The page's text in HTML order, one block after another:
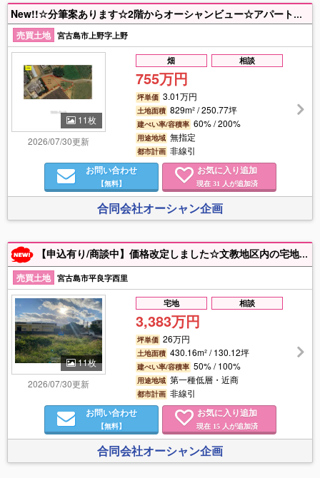
New!!☆分筆案あります☆2階からオーシャンビュー☆アパート、マンション、社員寮などの共同住宅にオススメです☆注目の上野エリア☆南の島でスローライフ♩シギラビーチまで車で10分、シギラベイカントリークラブ、エメラルドコーストゴルフリンクスまで車で10分圏内です♩
売買土地 宮古島市上野字上野
11枚
2026/07/30更新
畑 相談
755万円
坪単価 3.01万円
土地面積 829m² / 250.77坪
建ぺい率/容積率 60% / 200%
用途地域 無指定
都市計画 非線引
お問い合わせ
【無料】
お気に入り追加
現在 31 人が追加済
合同会社オーシャン企画
【申込有り/商談中】価格改定しました☆文教地区内の宅地です☆小学校、中学校、高校至近☆
売買土地 宮古島市平良字西里
11枚
2026/07/30更新
宅地 相談
3,383万円
坪単価 26万円
土地面積 430.16m² / 130.12坪
建ぺい率/容積率 50% / 100%
用途地域 第一種低層・近商
都市計画 非線引
お問い合わせ
【無料】
お気に入り追加
現在 15人が追加済
合同会社オーシャン企画